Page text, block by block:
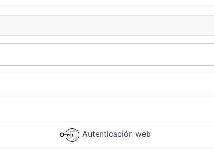
Autenticación web